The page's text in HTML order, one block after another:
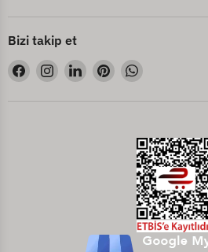
Bizi takip et
Bizi
Facebook&#39;de
bul
Bizi
Instagram&#39;de
bul
Bizi
LinkedIn&#39;de
bul
Bizi
Pinterest&#39;de
bul
Bizi
bul